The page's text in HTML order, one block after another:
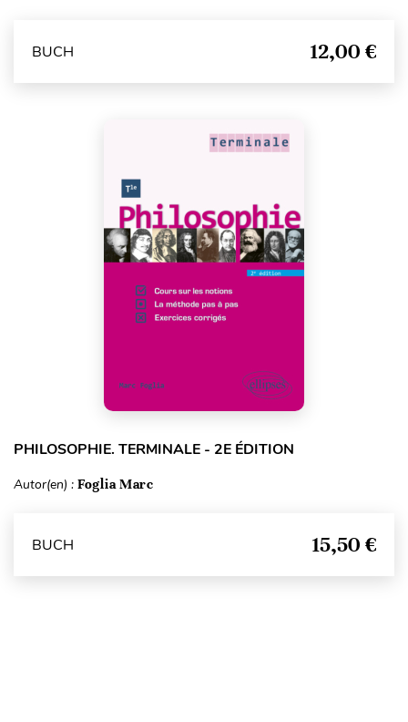
BUCH 12,00 €
PHILOSOPHIE. TERMINALE - 2E ÉDITION
Autor(en) : Foglia Marc
BUCH 15,50 €